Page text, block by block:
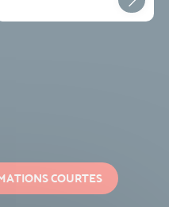
COURTES